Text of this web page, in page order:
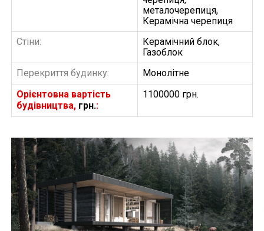
металочерепиця,
Керамічна черепиця
Стіни:
Керамічний блок,
Газоблок
Перекриття будинку:
Монолітне
Орієнтовна вартість
будівництва, грн.:
1100000 грн.
БУДІВНИЦТВО БУДИНКІВ
З
АББ”ТВІЙ ПРОЕКТ”